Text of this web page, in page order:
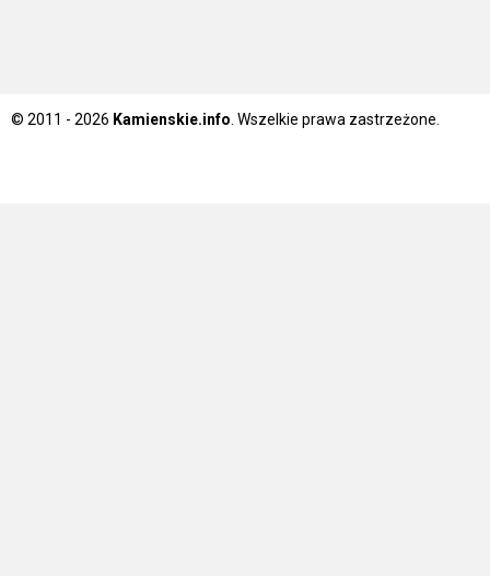
© 2011 - 2026 Kamienskie.info . Wszelkie prawa zastrzeżone.